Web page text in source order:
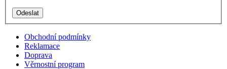
Obchodní podmínky
Reklamace
Doprava
Věrnostní program